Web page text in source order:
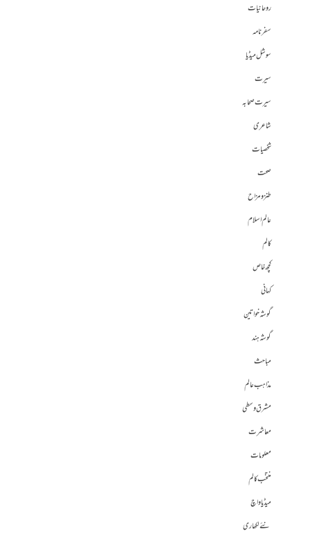
روحانیات
سفرنامہ
سوشل میڈیا
سیرت
سیرت صحابہ
شاعری
شخصیات
صحت
طنز و مزاح
عالم اسلام
کالم
کچھ خاص
کہانی
گوشہ خواتین
گوشہ ہند
مباحث
مذاہب عالم
مشرق وسطی
معاشرت
معلومات
منتخب کالم
میڈیا واچ
نئے لکھاری